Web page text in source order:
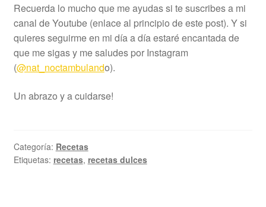
Recuerda lo mucho que me ayudas si te suscribes a mi
canal de Youtube (enlace al principio de este post). Y si
quieres seguirme en mi día a día estaré encantada de
que me sigas y me saludes por Instagram
(@nat_noctambulando).
Un abrazo y a cuidarse!
Categoría: Recetas
Etiquetas: recetas, recetas dulces